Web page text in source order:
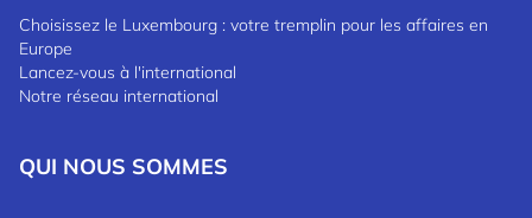
Choisissez le Luxembourg : votre tremplin pour les affaires en
Europe
Lancez-vous à l'international
Notre réseau international
QUI NOUS SOMMES